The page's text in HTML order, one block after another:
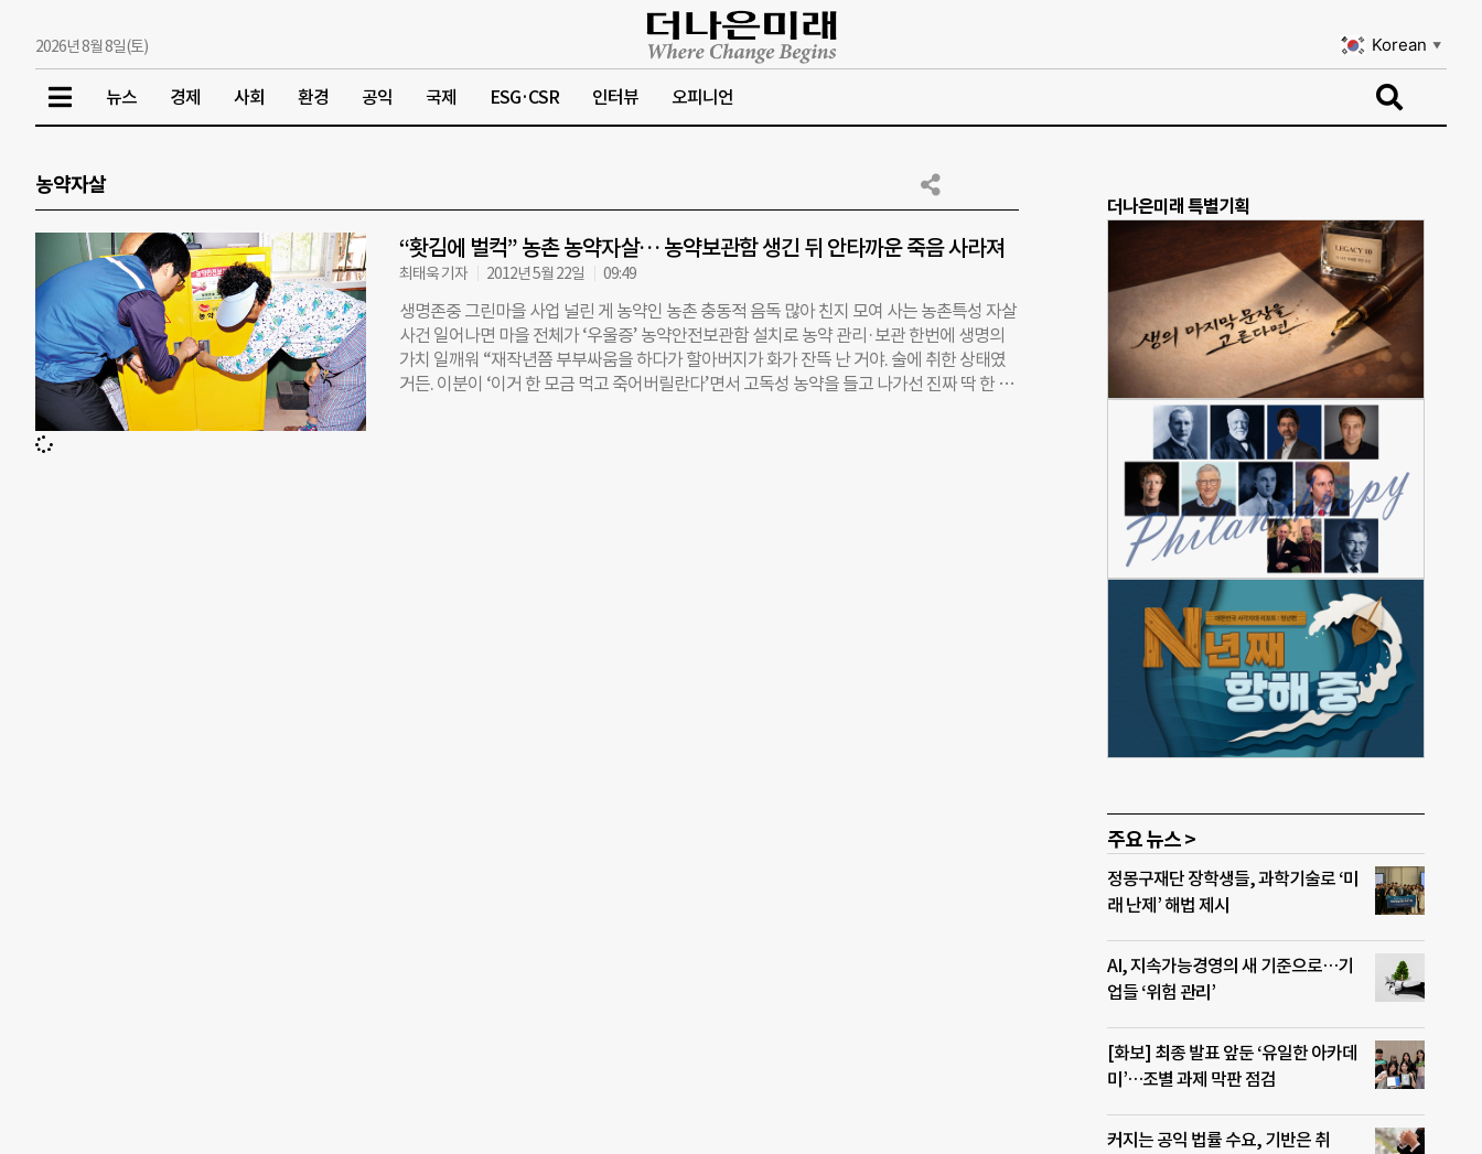
2026년 8월 8일(토) Korean ▼
뉴스 경제 사회 환경 공익 국제 ESG·CSR 인터뷰 오피니언
농약자살
“홧김에 벌컥” 농촌 농약자살… 농약보관함 생긴 뒤 안타까운 죽음 사라져
최태욱 기자 2012년 5월 22일 09:49
생명존중 그린마을 사업 널린 게 농약인 농촌 충동적 음독 많아 친지 모여 사는 농촌특성 자살
사건 일어나면 마을 전체가 ‘우울증’ 농약안전보관함 설치로 농약 관리·보관 한번에 생명의
가치 일깨워 “재작년쯤 부부싸움을 하다가 할아버지가 화가 잔뜩 난 거야. 술에 취한 상태였
거든. 이분이 ‘이거 한 모금 먹고 죽어버릴란다’면서 고독성 농약을 들고 나가선 진짜 딱 한 모
더나은미래 특별기획
주요 뉴스 >
정몽구재단 장학생들, 과학기술로 ‘미
래 난제’ 해법 제시
AI, 지속가능경영의 새 기준으로…기
업들 ‘위험 관리’
[화보] 최종 발표 앞둔 ‘유일한 아카데
미’…조별 과제 막판 점검
커지는 공익 법률 수요, 기반은 취